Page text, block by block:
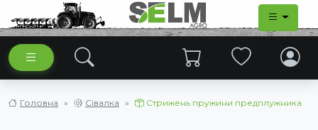
Головна Сівалка Стрижень пружини предплужника